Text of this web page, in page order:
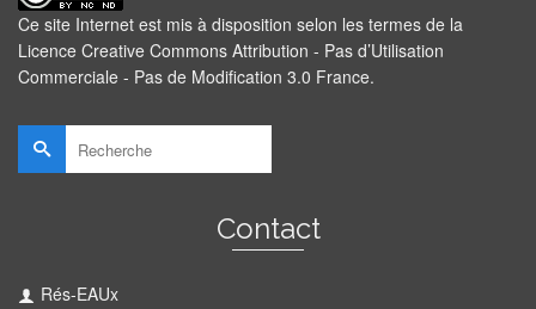
Ce site Internet est mis à disposition selon les termes de la
Licence Creative Commons Attribution - Pas d’Utilisation
Commerciale - Pas de Modification 3.0 France.
Rechercher :
Contact
Rés-EAUx